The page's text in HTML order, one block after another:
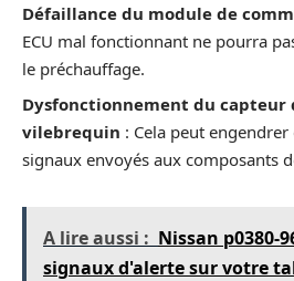
Défaillance du module de
ECU mal fonctionnant ne pourra
le préchauffage.
Dysfonctionnement du capteur
vilebrequin : Cela peut
signaux envoyés aux composants
A lire aussi : Nissan p0380-
signaux d'alerte sur votre